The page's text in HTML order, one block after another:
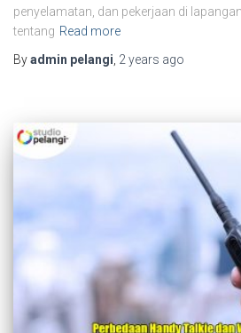
penyelamatan, dan pekerjaan di
tentang Read more
Byadmin pelangi 2 years ago